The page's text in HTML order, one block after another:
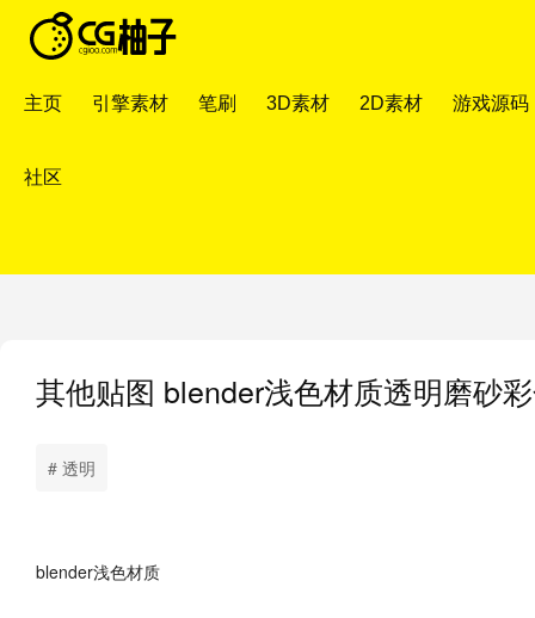
主页 引擎素材 笔刷 3D素材 2D素材 游戏源码
社区
其他贴图 blender浅色材质透明磨砂
# 透明
blender浅色材质